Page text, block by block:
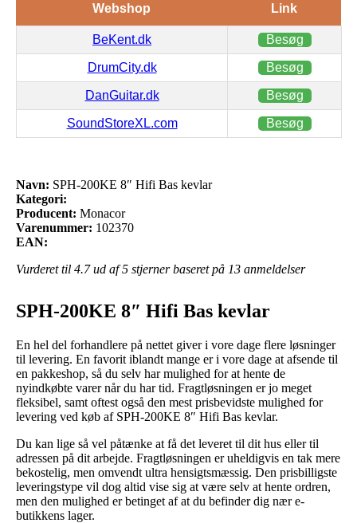
Webshop Link
BeKent.dk Besøg
DrumCity.dk Besøg
DanGuitar.dk Besøg
SoundStoreXL.com Besøg
Navn: SPH-200KE 8″ Hifi Bas kevlar
Kategori:
Producent: Monacor
Varenummer: 102370
EAN:
Vurderet til 4.7ud af 5 stjerner baseret på 13 anmeldelser
SPH-200KE 8″ Hifi Bas kevlar
En hel del forhandlere på nettet giver i vore dage flere løsninger
til levering. En favorit iblandt mange er i vore dage at afsende til
en pakkeshop, så du selv har mulighed for at hente de
nyindkøbte varer når du har tid. Fragtløsningen er jo meget
fleksibel, samt oftest også den mest prisbevidste mulighed for
levering ved køb af SPH-200KE 8″ Hifi Bas kevlar.
Du kan lige så vel påtænke at få det leveret til dit hus eller til
adressen på dit arbejde. Fragtløsningen er uheldigvis en tak mere
bekostelig, men omvendt ultra hensigtsmæssig. Den prisbilligste
leveringstype vil dog altid vise sig at være selv at hente ordren,
men den mulighed er betinget af at du befinder dig nær e-
butikkens lager.